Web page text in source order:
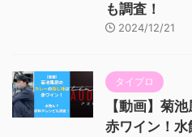
も調査！
2024/12/21
タイプロ
【動画】菊
赤ワイン！水